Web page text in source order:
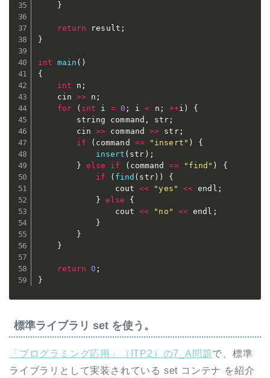
}
return result ;
}
int main ( )
{
int n ;
	cin
>> n ;
for
( int i = 0 ; i < n ; ++i )
{
		string command
, str ;
		cin
>> command >> str;
if
( command == "insert" )
{
insert ( str ) ;
} else if ( command == "find" )
{
if
( find ( str) )
{
				cout
<< "yes" << endl ;
} else
{
				cout
<< "no" << endl ;
}
}
}
return 0 ;
}
標準ライブラリ set を使う。
「プログラミング応用」（ITP2）の7_A問題で、標準
ライブラリとして実装されている set コンテナ を紹介